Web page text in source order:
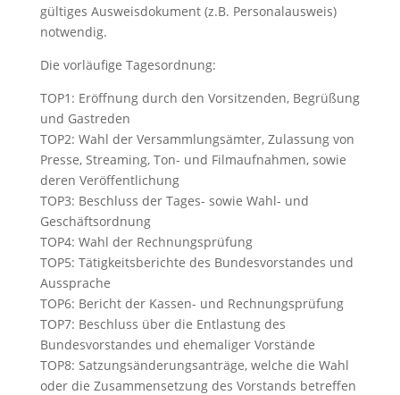
gültiges Ausweisdokument (z.B. Personalausweis)
notwendig.
Die vorläufige Tagesordnung:
TOP1: Eröffnung durch den Vorsitzenden, Begrüßung
und Gastreden
TOP2: Wahl der Versammlungsämter, Zulassung von
Presse, Streaming, Ton- und Filmaufnahmen, sowie
deren Veröffentlichung
TOP3: Beschluss der Tages- sowie Wahl- und
Geschäftsordnung
TOP4: Wahl der Rechnungsprüfung
TOP5: Tätigkeitsberichte des Bundesvorstandes und
Aussprache
TOP6: Bericht der Kassen- und Rechnungsprüfung
TOP7: Beschluss über die Entlastung des
Bundesvorstandes und ehemaliger Vorstände
TOP8: Satzungsänderungsanträge, welche die Wahl
oder die Zusammensetzung des Vorstands betreffen